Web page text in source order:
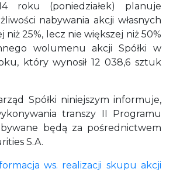
roku (poniedziałek) planuje
nabywania akcji własnych
niż 25%, lecz nie większej niż 50%
wolumenu akcji Spółki w
który wynosił 12 038,6 sztuk
Spółki niniejszym informuje,
transzy II Programu
będą za pośrednictwem
S.A.
ws. realizacji skupu akcji